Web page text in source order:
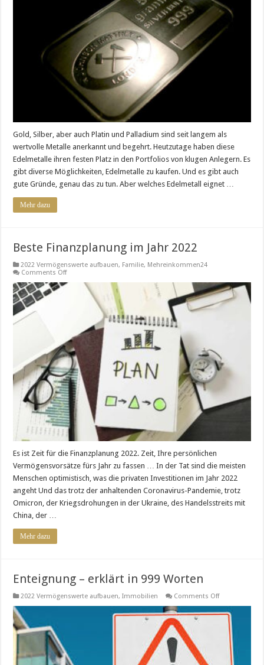
Edelmetalle
investieren
Gold, Silber, aber auch Platin und Palladium sind seit langem als
wertvolle Metalle anerkannt und begehrt. Heutzutage haben diese
Edelmetalle ihren festen Platz in den Portfolios von klugen Anlegern. Es
gibt diverse Möglichkeiten, Edelmetalle zu kaufen. Und es gibt auch
gute Gründe, genau das zu tun. Aber welches Edelmetall eignet …
Mehr dazu
Beste Finanzplanung im Jahr 2022
2022 Vermögenswerte aufbauen, Familie, Mehreinkommen24
Comments Offon
Finanzplanung
Es ist Zeit für die Finanzplanung 2022. Zeit, Ihre persönlichen
Vermögensvorsätze fürs Jahr zu fassen … In der Tat sind die meisten
Menschen optimistisch, was die privaten Investitionen im Jahr 2022
angeht Und das trotz der anhaltenden Coronavirus-Pandemie, trotz
Omicron, der Kriegsdrohungen in der Ukraine, des Handelsstreits mit
China, der …
Mehr dazu
Enteignung – erklärt in 999 Worten
2022 Vermögenswerte aufbauen,Immobilien Comments Offon
–
erklärt
999
Worten